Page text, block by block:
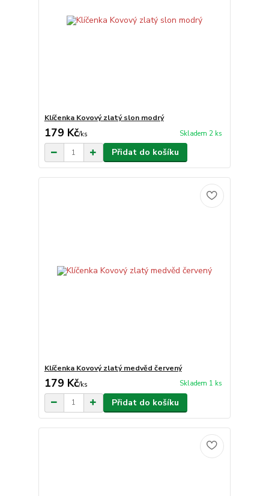
Klíčenka Kovový zlatý slon modrý
179 Kč/ks Skladem 2 ks
Přidat do košíku
Klíčenka Kovový zlatý medvěd červený
179 Kč/ks Skladem 1 ks
Přidat do košíku